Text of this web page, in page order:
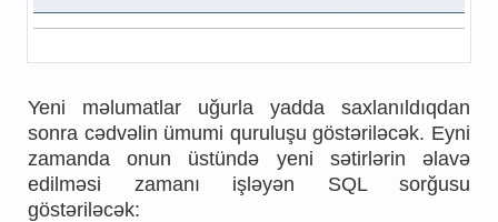
Yeni məlumatlar uğurla yadda saxlanıldıqdan
sonra cədvəlin ümumi quruluşu göstəriləcək. Eyni
zamanda onun üstündə yeni sətirlərin əlavə
edilməsi zamanı işləyən SQL sorğusu
göstəriləcək: